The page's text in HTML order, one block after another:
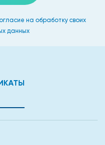
на обработку своих
данных